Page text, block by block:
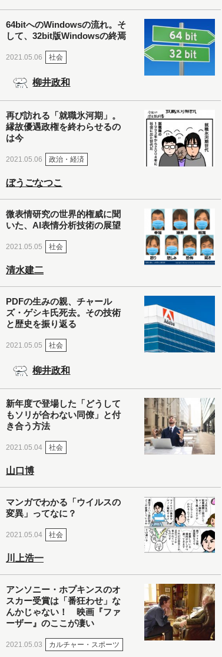
64bitへのWindowsの流れ。そ
して、32bit版Windowsの終焉
2021.05.06 社会
柳井政和
再び訪れる「就職氷河期」。
縁故優遇政権を終わらせるの
は今
2021.05.06 政治・経済
ぼうごなつこ
微表情研究の世界的権威に聞
いた、AI表情分析技術の展望
2021.05.05 社会
清水建二
PDFの生みの親、チャール
ズ・ゲシキ氏死去。その技術
と歴史を振り返る
2021.05.05 社会
柳井政和
新年度で登場した「どうして
もソリが合わない同僚」と付
き合う方法
2021.05.04 社会
山口博
マンガでわかる「ウイルスの
変異」ってなに？
2021.05.04 社会
川上浩一
アンソニー・ホプキンスのオ
スカー受賞は「番狂わせ」な
んかじゃない！ 映画『ファ
ーザー』のここが凄い
2021.05.03 カルチャー・スポーツ